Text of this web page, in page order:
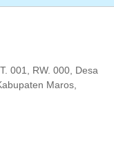
001, RW. 000, Desa
Maros,